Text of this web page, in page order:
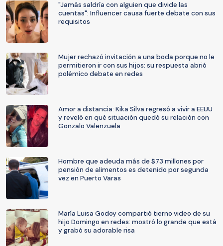
"Jamás saldría con alguien que divide las
cuentas": Influencer causa fuerte debate con sus
requisitos
Mujer rechazó invitación a una boda porque no le
permitieron ir con sus hijos: su respuesta abrió
polémico debate en redes
Amor a distancia: Kika Silva regresó a vivir a EEUU
y reveló en qué situación quedó su relación con
Gonzalo Valenzuela
Hombre que adeuda más de $73 millones por
pensión de alimentos es detenido por segunda
vez en Puerto Varas
María Luisa Godoy compartió tierno video de su
hijo Domingo en redes: mostró lo grande que está
y grabó su adorable risa